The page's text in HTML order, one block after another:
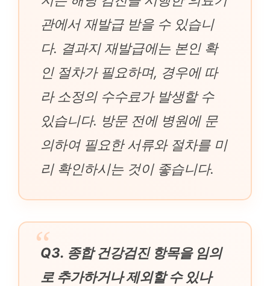
관에서 재발급 받을 수 있습니
다. 결과지 재발급에는 본인 확
인 절차가 필요하며, 경우에 따
라 소정의 수수료가 발생할 수
있습니다. 방문 전에 병원에 문
의하여 필요한 서류와 절차를 미
리 확인하시는 것이 좋습니다.
Q3. 종합 건강검진 항목을 임의
로 추가하거나 제외할 수 있나